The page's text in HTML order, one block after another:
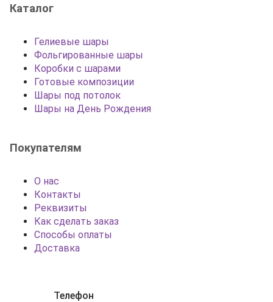
Каталог
Гелиевые шары
Фольгированные шары
Коробки с шарами
Готовые композиции
Шары под потолок
Шары на День Рождения
Покупателям
О нас
Контакты
Реквизиты
Как сделать заказ
Способы оплаты
Доставка
Телефон